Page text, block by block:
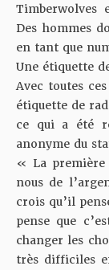
Timberwolves
Des hommes
en tant que
Une étiquette
Avec toutes
étiquette de
ce qui a été
anonyme du
« La première
nous de
crois qu’il
pense que
changer les
très difficiles